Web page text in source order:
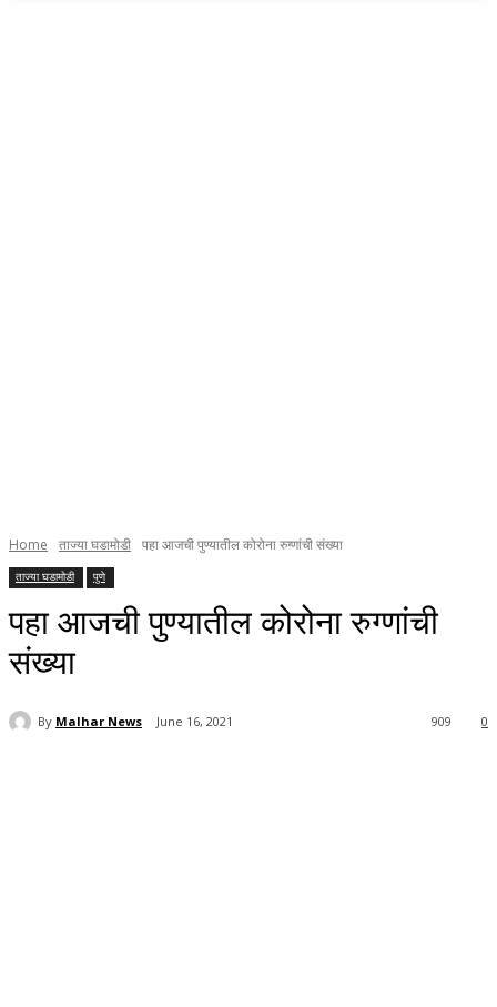
Home ताज्या घडामोडी पहा आजची पुण्यातील कोरोना रुग्णांची संख्या
ताज्या घडामोडी पुणे
पहा आजची पुण्यातील कोरोना रुग्णांची
संख्या
By Malhar News June 16, 2021 0
909